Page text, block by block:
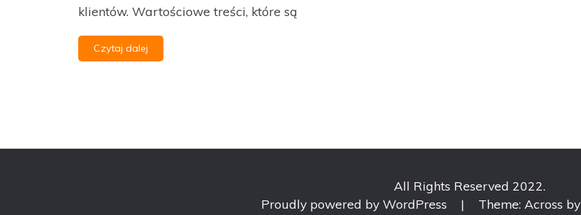
klientów. Wartościowe treści, które są
Czytaj dalej
All Rights Reserved 2022.
Proudly powered by WordPress
| Theme: Across by